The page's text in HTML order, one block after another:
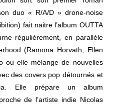
duo « R/A/D » drone-noise
fait naitre l’album OUTTA
régulièrement, en parallèle
(Ramona Horvath, Ellen
ou elle mélange de nouvelles
des covers pop détournés et
Elle prépare un album
de l’artiste indie Nicolas